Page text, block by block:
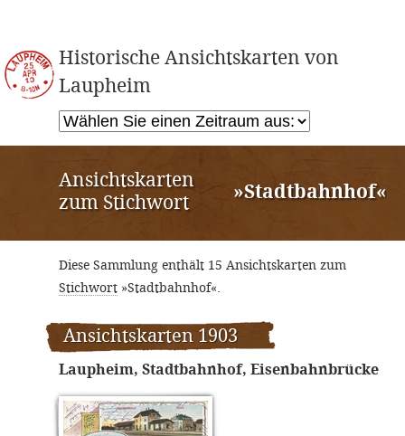
Historische Ansichtskarten von
Laupheim
Ansichtskarten
zum Stichwort
»Stadtbahnhof«
Diese Sammlung enthält 15 Ansichtskarten zum
Stichwort »Stadtbahnhof«.
Ansichtskarten 1903
Laupheim, Stadtbahnhof, Eisenbahnbrücke